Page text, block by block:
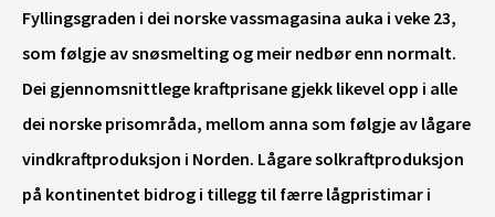
Fyllingsgraden i dei norske vassmagasina auka i veke 23,
som følgje av snøsmelting og meir nedbør enn normalt.
Dei gjennomsnittlege kraftprisane gjekk likevel opp i alle
dei norske prisområda, mellom anna som følgje av lågare
vindkraftproduksjon i Norden. Lågare solkraftproduksjon
på kontinentet bidrog i tillegg til færre lågpristimar i